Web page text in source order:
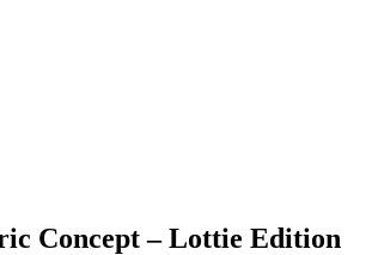
Concept – Lottie Edition